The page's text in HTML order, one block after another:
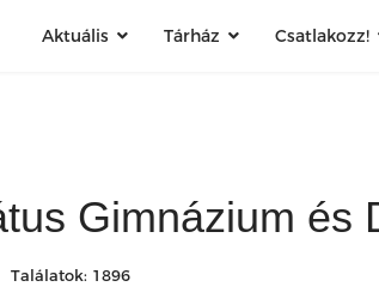
Aktuális Tárház Csatlakozz!
Gimnázium és
Találatok: 1896